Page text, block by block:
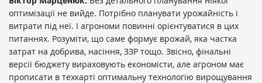
оптимізації не вийде. Потрібно планувати урожайність і
витрати під неї. І агрономи повинні орієнтуватися в цих
питаннях. Розуміти, що саме формує врожай, яка частка
затрат на добрива, насіння, ЗЗР тощо. Звісно, фінальні
версії бюджету вираховують економісти, але агроном має
прописати в техкарті оптимальну технологію вирощування